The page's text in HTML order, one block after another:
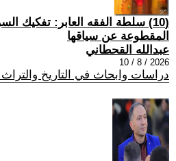
(10) سلطة الفقه العابر: تفكيك
المقطوعة عن سياقها
عبدالله القحطاني
2026 / 8 / 10
دراسات وابحاث في التاريخ والتراث